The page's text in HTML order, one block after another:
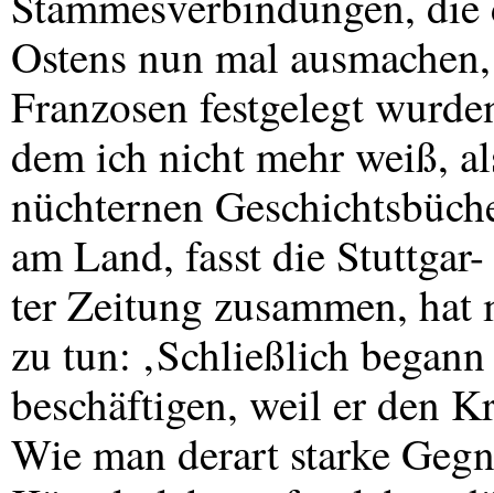
Ostens nun mal
Franzosen festgelegt
dem ich nicht mehr weiß,
nüchternen
am Land, fasst die Stuttgar-
ter Zeitung zusammen,
zu tun: ‚Schließlich
beschäftigen, weil er den
Wie man derart starke